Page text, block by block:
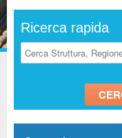
Ricerca rapida